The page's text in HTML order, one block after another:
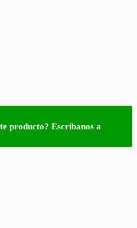
producto? Escríbanos a